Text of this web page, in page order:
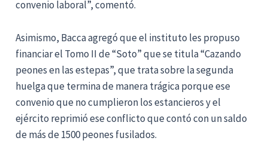
convenio laboral”, comentó.
Asimismo, Bacca agregó que el instituto les propuso
financiar el Tomo II de “Soto” que se titula “Cazando
peones en las estepas”, que trata sobre la segunda
huelga que termina de manera trágica porque ese
convenio que no cumplieron los estancieros y el
ejército reprimió ese conflicto que contó con un saldo
de más de 1500 peones fusilados.